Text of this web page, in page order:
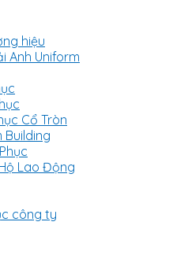
hiệu
Anh Uniform
Cổ Tròn
Building
Lao Động
công ty